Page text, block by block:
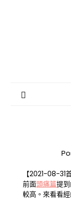
【2021-08-31
前面頭痛篇提
較高。來看看經